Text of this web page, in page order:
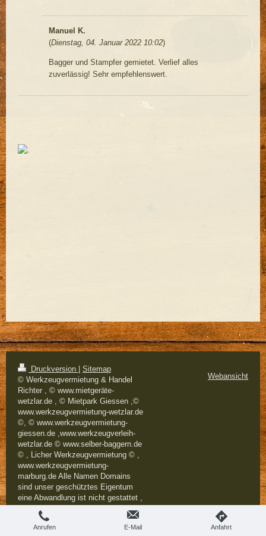
Manuel K.
(Dienstag, 04. Januar 2022 10:02)
Bagger und Stampfer gemietet. Verlief alles
zuverlässig! Sehr empfehlenswert.
Druckversion
Sitemap
© Werkzeugvermietung & Handel
Richter , © www.mietgeräte-
wetzlar.de , © Mietpark Giessen ,©
www.werkzeugvermietung-wetzlar.de
©, © www.werkzeugvermietung-
giessen.de ,www.werkzeugverleih-
wetzlar.de © www.selber-baggern.de
© , Licher Werkzeugvermietung © ,
www.werkzeugvermietung-
marburg.de Alle Namen Domains
sind unser geschütztes Eigentum
eine Abwandlung ist nicht gestattet ,
wir haben es erfunden und dass soll
auch so bleiben .
Webansicht
Anrufen E-Mail Anfahrt